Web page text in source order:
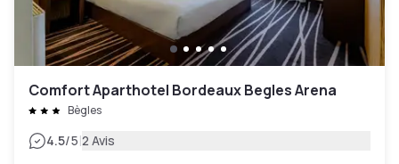
Comfort Aparthotel Bordeaux Begles Arena
Bègles
4.5/5|2 Avis